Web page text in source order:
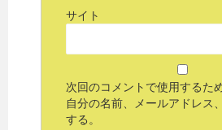
サイト
次回のコメントで使用するた
自分の名前、メールアドレス
する。